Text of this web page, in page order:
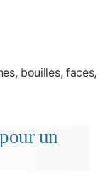
bouilles, faces,
un